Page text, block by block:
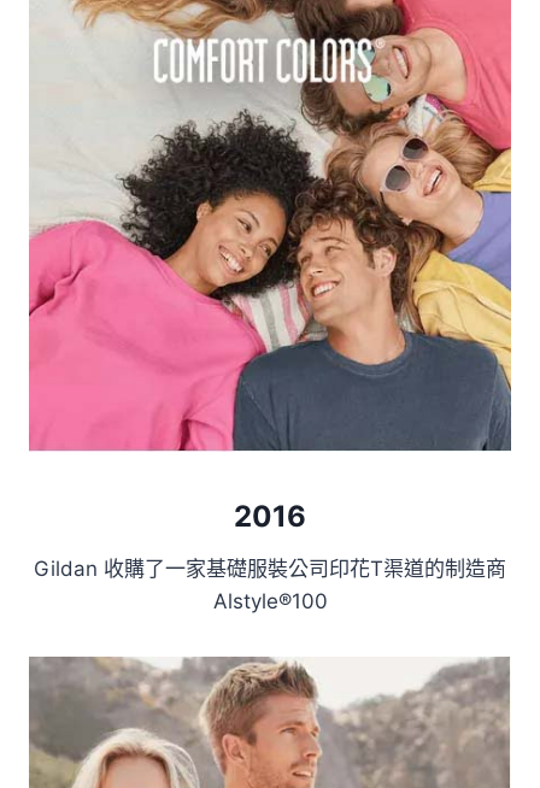
2016
Gildan 收購了一家基礎服裝公司印花T渠道的制造商
Alstyle®100